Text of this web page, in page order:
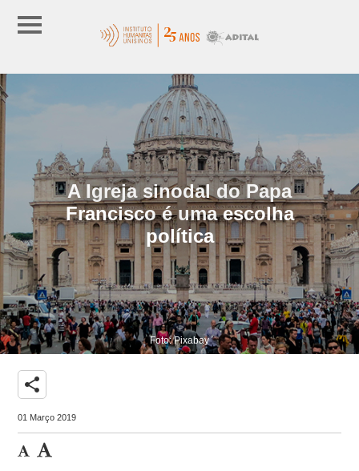
A Igreja sinodal do Papa
Francisco é uma escolha
política
Foto: Pixabay
share
01 Março 2019